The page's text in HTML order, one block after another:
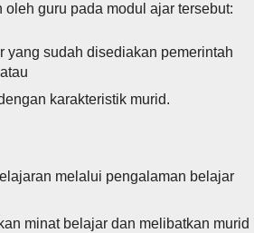
guru pada modul ajar tersebut:
yang sudah disediakan pemerintah
karakteristik murid.
melalui pengalaman belajar
minat belajar dan melibatkan murid